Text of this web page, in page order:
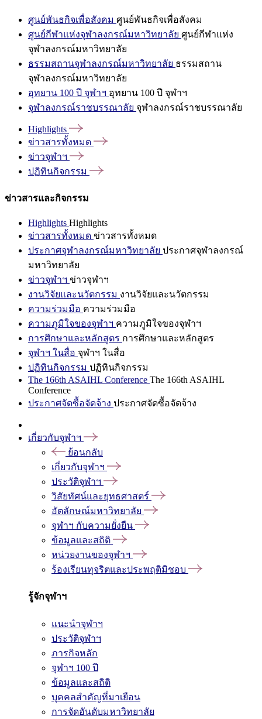
ศูนย์พันธกิจเพื่อสังคม ศูนย์พันธกิจเพื่อสังคม
ศูนย์กีฬาแห่งจุฬาลงกรณ์มหาวิทยาลัย ศูนย์กีฬาแห่ง
จุฬาลงกรณ์มหาวิทยาลัย
ธรรมสถานจุฬาลงกรณ์มหาวิทยาลัย ธรรมสถาน
จุฬาลงกรณ์มหาวิทยาลัย
อุทยาน 100 ปี จุฬาฯ อุทยาน 100 ปี จุฬาฯ
จุฬาลงกรณ์ราชบรรณาลัย จุฬาลงกรณ์ราชบรรณาลัย
Highlights
ข่าวสารทั้งหมด
ข่าวจุฬาฯ
ปฏิทินกิจกรรม
ข่าวสารและกิจกรรม
Highlights Highlights
ข่าวสารทั้งหมด ข่าวสารทั้งหมด
ประกาศจุฬาลงกรณ์มหาวิทยาลัย ประกาศจุฬาลงกรณ์
มหาวิทยาลัย
ข่าวจุฬาฯ ข่าวจุฬาฯ
งานวิจัยและนวัตกรรม งานวิจัยและนวัตกรรม
ความร่วมมือ ความร่วมมือ
ความภูมิใจของจุฬาฯ ความภูมิใจของจุฬาฯ
การศึกษาและหลักสูตร การศึกษาและหลักสูตร
จุฬาฯ ในสื่อ จุฬาฯ ในสื่อ
ปฏิทินกิจกรรม ปฏิทินกิจกรรม
The 166th ASAIHL Conference The 166th ASAIHL
Conference
ประกาศจัดซื้อจัดจ้าง ประกาศจัดซื้อจัดจ้าง
เกี่ยวกับจุฬาฯ
ย้อนกลับ
เกี่ยวกับจุฬาฯ
ประวัติจุฬาฯ
วิสัยทัศน์และยุทธศาสตร์
อัตลักษณ์มหาวิทยาลัย
จุฬาฯ กับความยั่งยืน
ข้อมูลและสถิติ
หน่วยงานของจุฬาฯ
ร้องเรียนทุจริตและประพฤติมิชอบ
รู้จักจุฬาฯ
แนะนำจุฬาฯ
ประวัติจุฬาฯ
ภารกิจหลัก
จุฬาฯ 100 ปี
ข้อมูลและสถิติ
บุคคลสำคัญที่มาเยือน
การจัดอันดับมหาวิทยาลัย